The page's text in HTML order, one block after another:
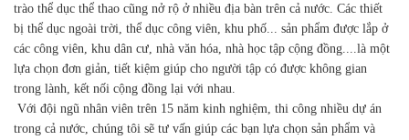
trào thể dục thể thao cũng nở rộ ở nhiều địa bàn trên cả nước. Các thiết
bị thể dục ngoài trời, thể dục công viên, khu phố... sản phẩm được lắp ở
các công viên, khu dân cư, nhà văn hóa, nhà học tập cộng đồng....là một
lựa chọn đơn giản, tiết kiệm giúp cho người tập có được không gian
trong lành, kết nối cộng đồng lại với nhau.
Với đội ngũ nhân viên trên 15 năm kinh nghiệm, thi công nhiều dự án
trong cả nước, chúng tôi sẽ tư vấn giúp các bạn lựa chọn sản phẩm và